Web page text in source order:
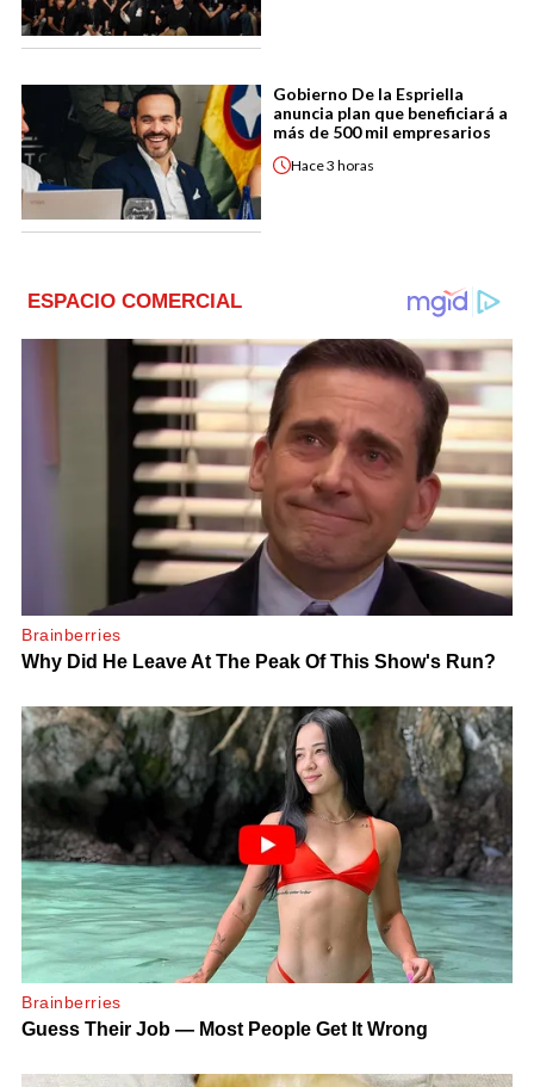
Gobierno De la Espriella
anuncia plan que beneficiará a
más de 500 mil empresarios
Hace3 horas